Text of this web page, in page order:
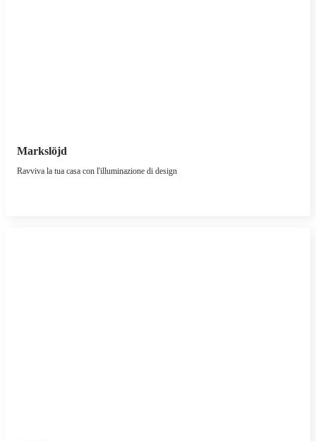
Markslöjd
Ravviva la tua casa con l'illuminazione di design